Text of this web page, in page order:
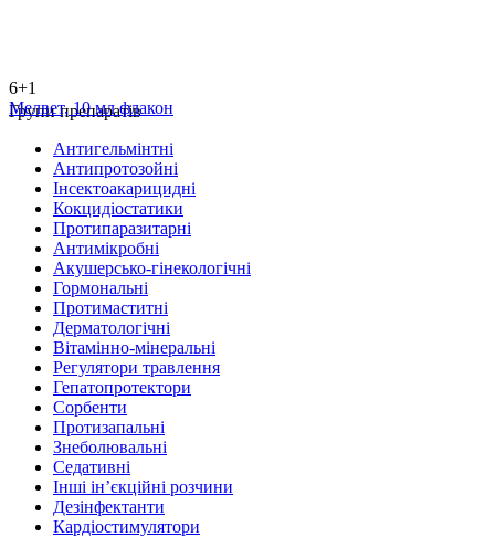
6+1
Мелвет, 10 мл флакон
Групи препаратів
Антигельмінтні
Антипротозойні
Інсектоакарицидні
Кокцидіостатики
Протипаразитарні
Антимікробні
Акушерсько-гінекологічні
Гормональні
Протимаститні
Дерматологічні
Вітамінно-мінеральні
Регулятори травлення
Гепатопротектори
Сорбенти
Протизапальні
Знеболювальні
Седативні
Інші ін’єкційні розчини
Дезінфектанти
Кардіостимулятори